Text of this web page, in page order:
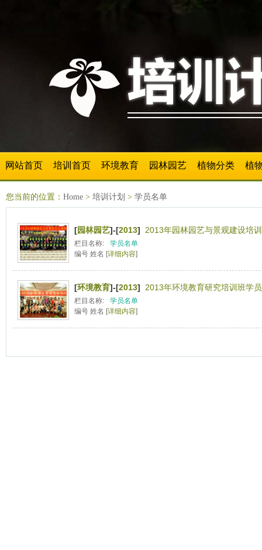
网站首页 培训首页 环境教育 园林园艺 植物分类 植
您当前的位置： Home > 培训计划 > 学员名单
[园林园艺]-[2013] 2013年园林园艺与景观建设培训
栏目名称:
学员名单
编号 姓名 [详细内容]
[环境教育]-[2013] 2013年环境教育研究培训班学员
栏目名称:
学员名单
编号 姓名 [详细内容]